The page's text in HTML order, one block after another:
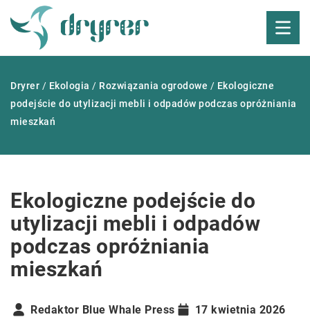
Dryrer / Ekologia / Rozwiązania ogrodowe / Ekologiczne
podejście do utylizacji mebli i odpadów podczas opróżniania
mieszkań
Ekologiczne podejście do
utylizacji mebli i odpadów
podczas opróżniania
mieszkań
Redaktor Blue Whale Press 17 kwietnia 2026